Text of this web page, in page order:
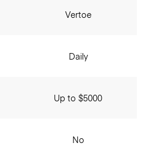
Vertoe
Daily
Up to $5000
No